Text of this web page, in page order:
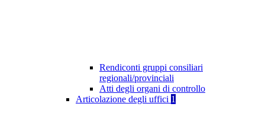
Rendiconti gruppi consiliari
regionali/provinciali
Atti degli organi di controllo
Articolazione degli uffici 1